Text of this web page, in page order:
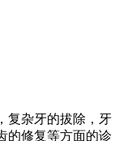
复杂牙的拔除，牙
的修复等方面的诊